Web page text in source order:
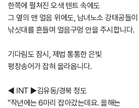
한쪽에 펼쳐진 오색 텐트 속에도
그 옆의 맨 얼음 위에도, 남녀노소 강태공들이
낚싯대를 흔들며 얼음구멍 안을 주시합니다.
기다림도 잠시, 제법 통통한 은빛
평창송어가 잡혀 올라옵니다.
◀ INT ▶김유동/경북 청도
"작년에는 6마리 잡아갔는데요. 올해는